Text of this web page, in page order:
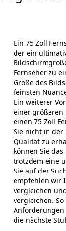
Ein 75 Zoll
der ein
Fernseher zu
Größe des
feinsten
Ein weiterer
einer größeren
einen 75 Zoll
Sie nicht in der
Qualität zu
können Sie
trotzdem eine
Sie auf der
empfehlen wir
vergleichen
vergleichen.
die nächste